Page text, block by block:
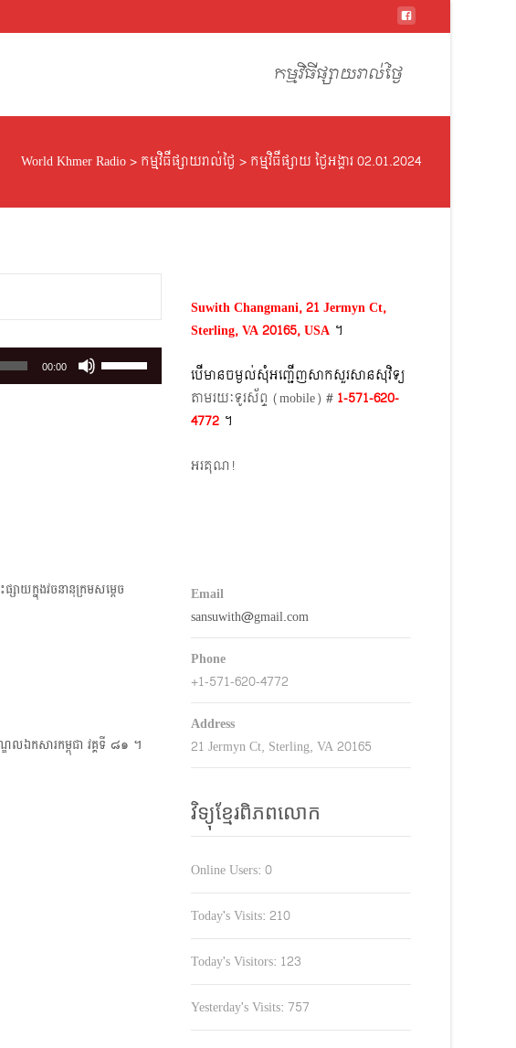
content
កម្មវិធីផ្សាយរាល់ថ្ងៃ
World Khmer Radio> កម្មវិធីផ្សាយរាល់ថ្ងៃ > កម្មវិធីផ្សាយ ថ្ងៃអង្គារ 02.01.2024
00:00
យក្នុងវចនានុក្រមសម្ដេច​
ឯកសារកម្ពុជា វគ្គទី ๘๑ ​។
Suwith Changmani, 21 Jermyn Ct,
Sterling, VA 20165, USA ។​
បើមានចម្ងល់​សុំអញ្ជើញសាកសួរសានសុវិទ្យ
តាមរយៈទូរស័ព្ទ​ (mobile)​ # 1-571-620-
4772​ ។
អរគុណ!
Email
sansuwith@gmail.com
Phone
+1-571-620-4772
Address
21 Jermyn Ct, Sterling, VA 20165
វិទ្យុខ្មែរពិភពលោក
Online Users: 0
Today's Visits: 210
Today's Visitors: 123
Yesterday's Visits: 757